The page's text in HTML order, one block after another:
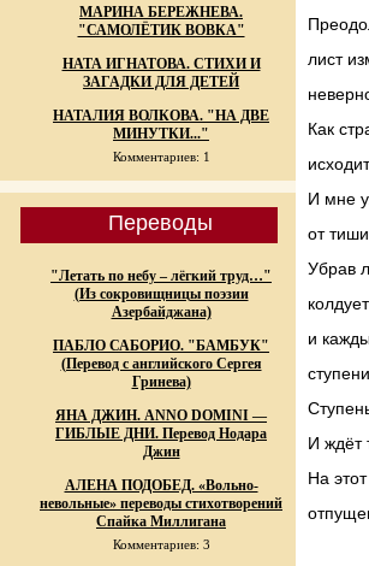
МАРИНА БЕРЕЖНЕВА.
"САМОЛЁТИК ВОВКА"
НАТА ИГНАТОВА. СТИХИ И
ЗАГАДКИ ДЛЯ ДЕТЕЙ
НАТАЛИЯ ВОЛКОВА. "НА ДВЕ
МИНУТКИ..."
Комментариев: 1
Переводы
"Летать по небу – лёгкий труд…"
(Из сокровищницы поэзии
Азербайджана)
ПАБЛО САБОРИО. "БАМБУК"
(Перевод с английского Сергея
Гринева)
ЯНА ДЖИН. ANNO DOMINI —
ГИБЛЫЕ ДНИ. Перевод Нодара
Джин
АЛЕНА ПОДОБЕД. «Вольно-
невольные» переводы стихотворений
Спайка Миллигана
Комментариев: 3
лист
Как
И мне
от
Убрав
и
И ждёт
На